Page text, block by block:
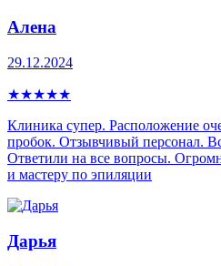
Алена
29.12.2024
★★★★★
Клиника супер. Расположение
пробок. Отзывчивый персонал.
Ответили на все вопросы.
и мастеру по эпиляции
Дарья